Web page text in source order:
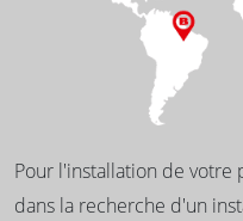
Pour l'installation de votre
dans la recherche d'un